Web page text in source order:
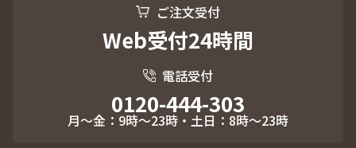
ご注文受付
Web受付24時間
電話受付
0120-444-303
月～金：9時～23時・土日：8時～23時